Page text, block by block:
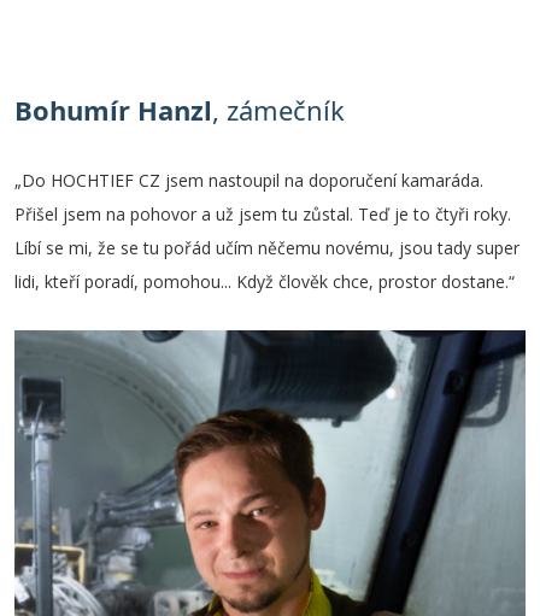
Bohumír Hanzl, zámečník
„Do HOCHTIEF CZ jsem nastoupil na doporučení kamaráda.
Přišel jsem na pohovor a už jsem tu zůstal. Teď je to čtyři roky.
Líbí se mi, že se tu pořád učím něčemu novému, jsou tady super
lidi, kteří poradí, pomohou... Když člověk chce, prostor dostane.“